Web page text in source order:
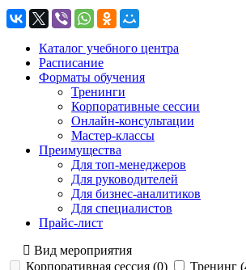
Каталог учебного центра
Расписание
Форматы обучения
Тренинги
Корпоративные сессии
Онлайн-консультации
Мастер-классы
Преимущества
Для топ-менеджеров
Для руководителей
Для бизнес-аналитиков
Для специалистов
Прайс-лист
Вид мероприятия
Корпоративная сессия (0) Тренинг (